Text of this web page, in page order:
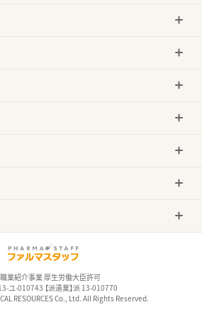
業紹介事業 厚生労働大臣許可
13-ユ-010743 【派遣業】派 13-010770
RESOURCES Co., Ltd. All Rights Reserved.